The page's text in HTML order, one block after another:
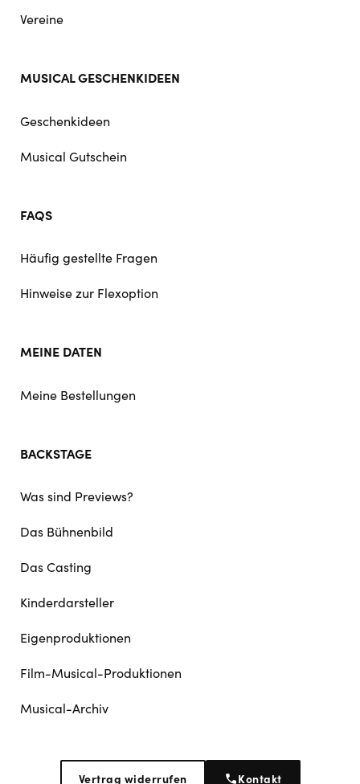
Vereine
MUSICAL GESCHENKIDEEN
Geschenkideen
Musical Gutschein
FAQS
Häufig gestellte Fragen
Hinweise zur Flexoption
MEINE DATEN
Meine Bestellungen
BACKSTAGE
Was sind Previews?
Das Bühnenbild
Das Casting
Kinderdarsteller
Eigenproduktionen
Film-Musical-Produktionen
Musical-Archiv
Vertrag widerrufen Kontakt